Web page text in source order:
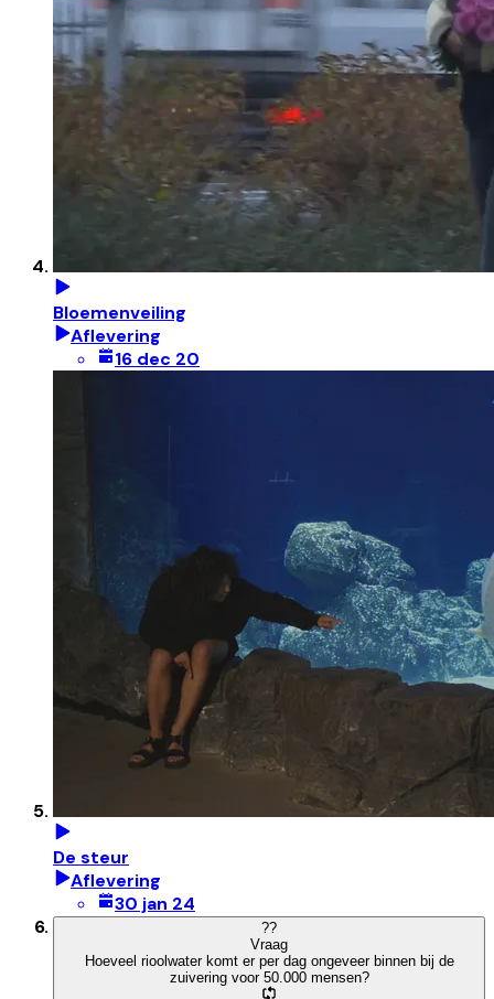
Bloemenveiling
Aflevering
16 dec 20
De steur
Aflevering
30 jan 24
??
Vraag
Hoeveel rioolwater komt er per dag ongeveer binnen bij de
zuivering voor 50.000 mensen?